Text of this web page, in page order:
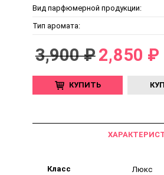
Вид парфюмерной продукции:
Тип аромата:
3,900 ₽2,850 ₽
КУПИТЬ
Класс
Люкс